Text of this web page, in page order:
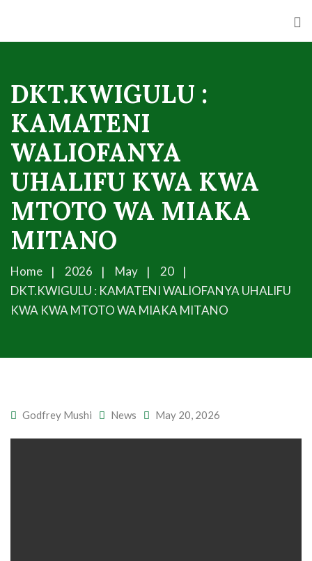
DKT.KWIGULU :
KAMATENI
WALIOFANYA
UHALIFU KWA KWA
MTOTO WA MIAKA
MITANO
Home 2026 May
20
DKT.KWIGULU : KAMATENI WALIOFANYA UHALIFU
KWA KWA MTOTO WA MIAKA MITANO
Godfrey Mushi News May 20, 2026